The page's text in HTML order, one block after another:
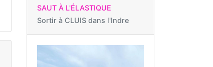
SAUT À L'ÉLASTIQUE
Sortir à CLUIS dans l'Indre